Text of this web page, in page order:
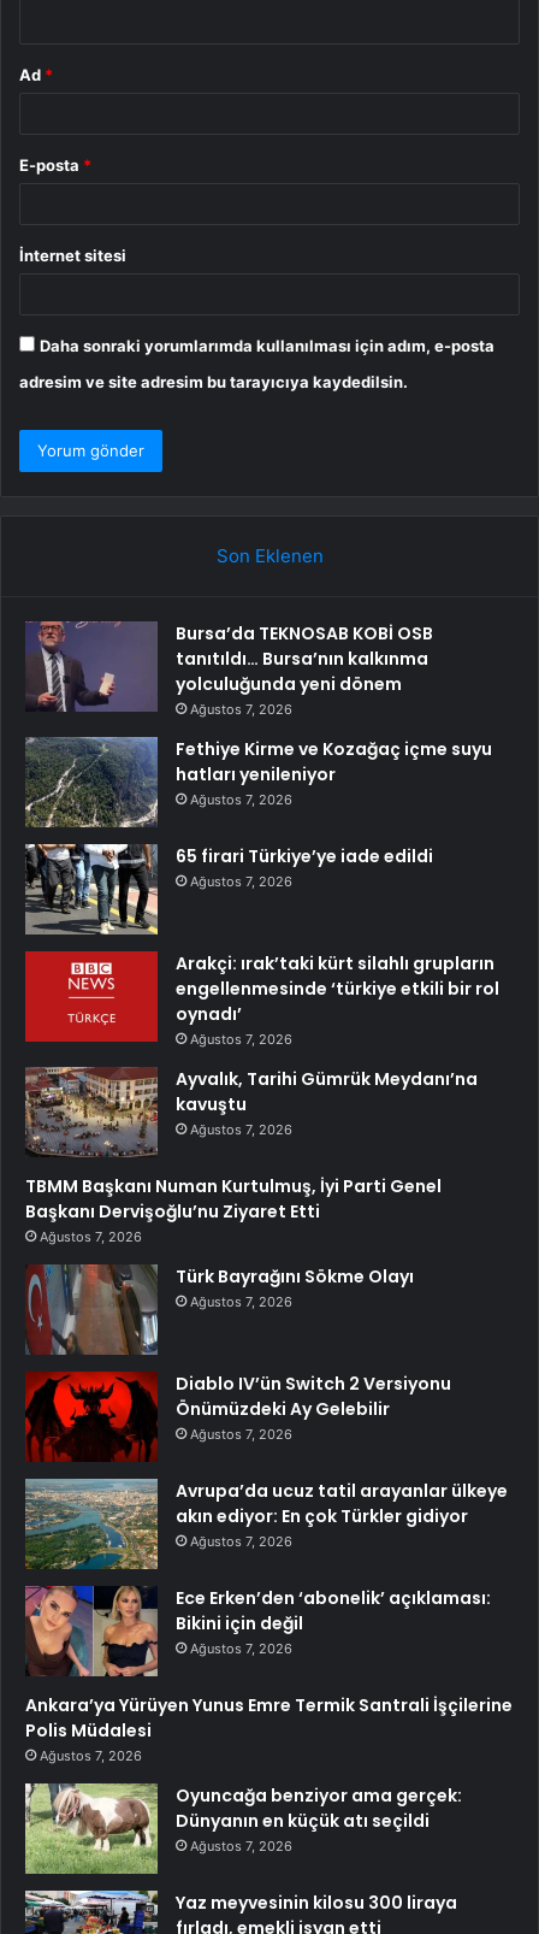
Ad *
E-posta *
İnternet sitesi
Daha sonraki yorumlarımda kullanılması için adım, e-posta
adresim ve site adresim bu tarayıcıya kaydedilsin.
Son Eklenen
Bursa’da TEKNOSAB KOBİ OSB
tanıtıldı… Bursa’nın kalkınma
yolculuğunda yeni dönem
Ağustos 7, 2026
Fethiye Kirme ve Kozağaç içme suyu
hatları yenileniyor
Ağustos 7, 2026
65 firari Türkiye’ye iade edildi
Ağustos 7, 2026
Arakçi: ırak’taki kürt silahlı grupların
engellenmesinde ‘türkiye etkili bir rol
oynadı’
Ağustos 7, 2026
Ayvalık, Tarihi Gümrük Meydanı’na
kavuştu
Ağustos 7, 2026
TBMM Başkanı Numan Kurtulmuş, İyi Parti Genel
Başkanı Dervişoğlu’nu Ziyaret Etti
Ağustos 7, 2026
Türk Bayrağını Sökme Olayı
Ağustos 7, 2026
Diablo IV’ün Switch 2 Versiyonu
Önümüzdeki Ay Gelebilir
Ağustos 7, 2026
Avrupa’da ucuz tatil arayanlar ülkeye
akın ediyor: En çok Türkler gidiyor
Ağustos 7, 2026
Ece Erken’den ‘abonelik’ açıklaması:
Bikini için değil
Ağustos 7, 2026
Ankara’ya Yürüyen Yunus Emre Termik Santrali İşçilerine
Polis Müdalesi
Ağustos 7, 2026
Oyuncağa benziyor ama gerçek:
Dünyanın en küçük atı seçildi
Ağustos 7, 2026
Yaz meyvesinin kilosu 300 liraya
fırladı, emekli isyan etti